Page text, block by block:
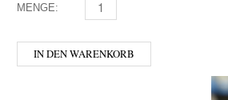
MENGE: MURELLI - MARACUJA MENGE
IN DEN WARENKORB